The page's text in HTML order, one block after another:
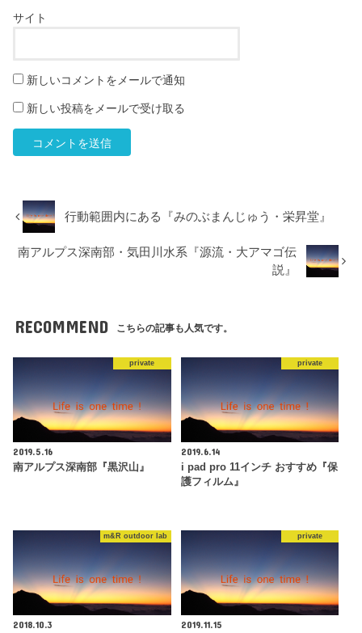
サイト
新しいコメントをメールで通知
新しい投稿をメールで受け取る
行動範囲内にある『みのぶまんじゅう・栄昇堂』
南アルプス深南部・気田川水系『源流・大アマゴ伝
説』
RECOMMEND こちらの記事も人気です。
private
2019.5.16
南アルプス深南部『黒沢山』
private
2019.6.14
i pad pro 11インチ おすすめ『保
護フィルム』
m&R outdoor lab
2018.10.3
private
2019.11.15